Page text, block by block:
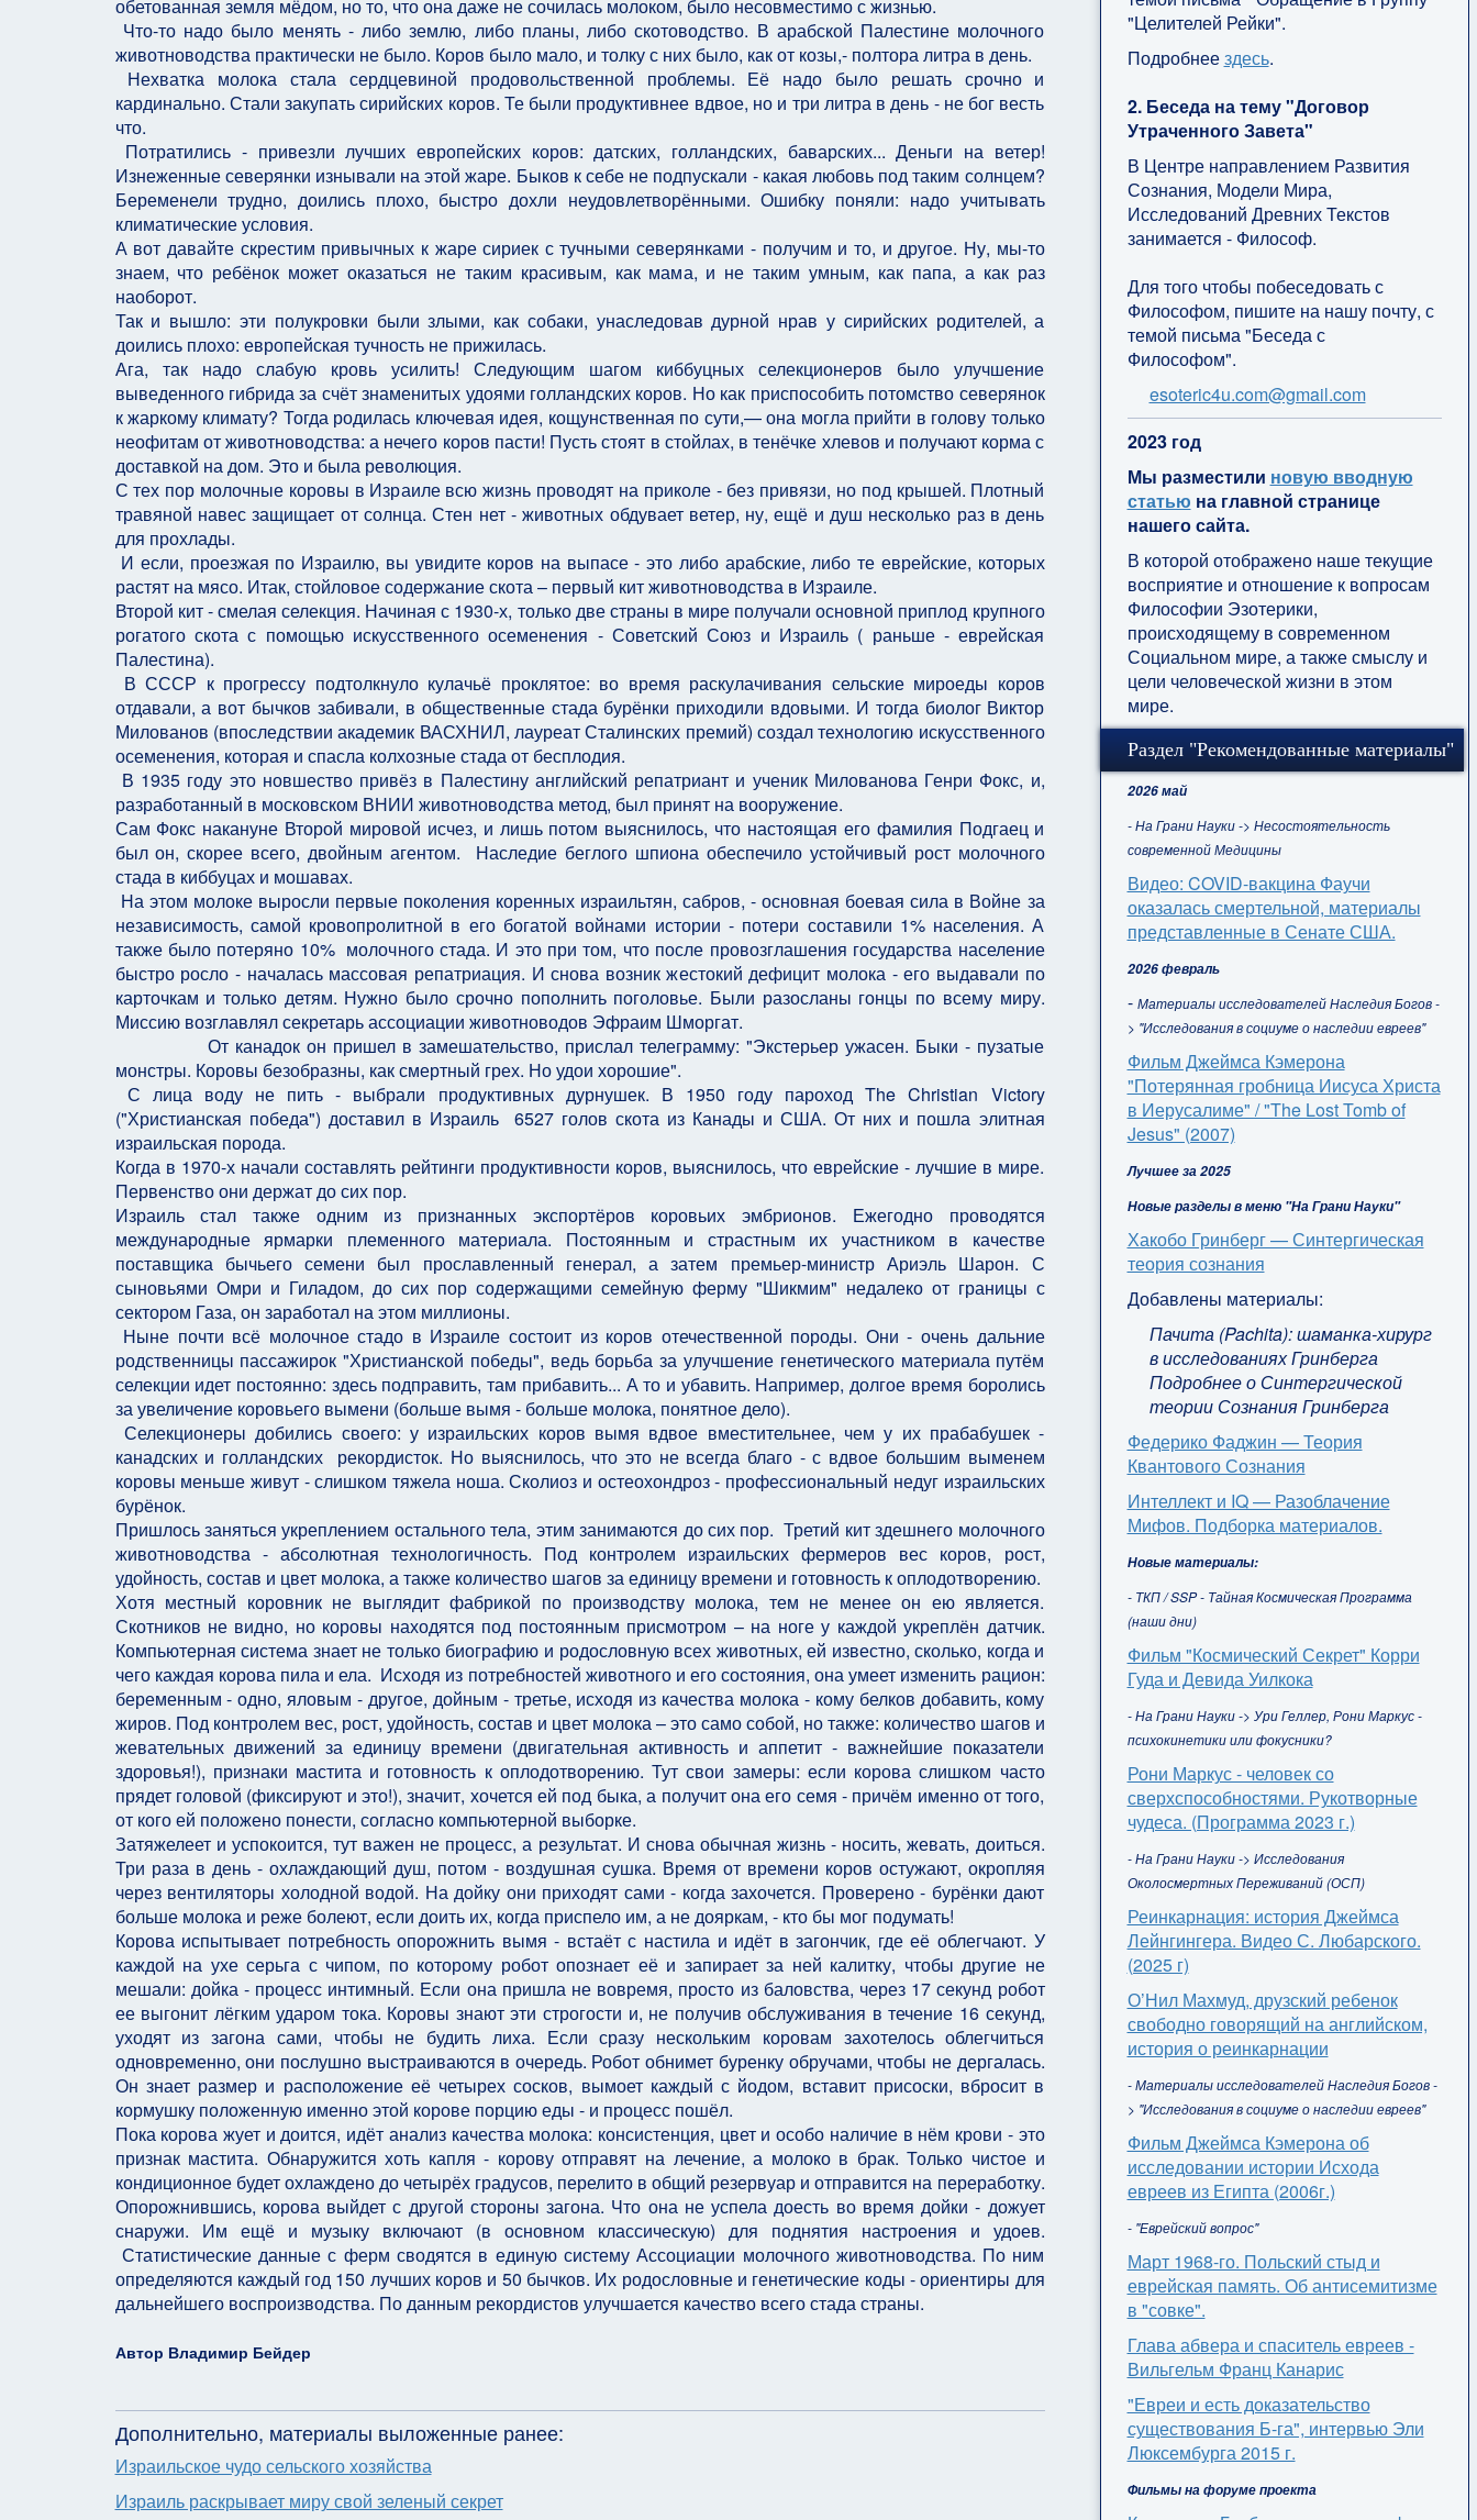
обетованная земля мёдом, но то, что она даже не сочилась молоком, было несовместимо с жизнью.
Что-то надо было менять - либо землю, либо планы, либо скотоводство. В арабской Палестине молочного
животноводства практически не было. Коров было мало, и толку с них было, как от козы,- полтора литра в день.
Нехватка молока стала сердцевиной продовольственной проблемы. Её надо было решать срочно и
кардинально. Стали закупать сирийских коров. Те были продуктивнее вдвое, но и три литра в день - не бог весть
что.
Потратились - привезли лучших европейских коров: датских, голландских, баварских... Деньги на ветер!
Изнеженные северянки изнывали на этой жаре. Быков к себе не подпускали - какая любовь под таким солнцем?
Беременели трудно, доились плохо, быстро дохли неудовлетворёнными. Ошибку поняли: надо учитывать
климатические условия.
А вот давайте скрестим привычных к жаре сириек с тучными северянками - получим и то, и другое. Ну, мы-то
знаем, что ребёнок может оказаться не таким красивым, как мама, и не таким умным, как папа, а как раз
наоборот.
Так и вышло: эти полукровки были злыми, как собаки, унаследовав дурной нрав у сирийских родителей, а
доились плохо: европейская тучность не прижилась.
Ага, так надо слабую кровь усилить! Следующим шагом киббуцных селекционеров было улучшение
выведенного гибрида за счёт знаменитых удоями голландских коров. Но как приспособить потомство северянок
к жаркому климату? Тогда родилась ключевая идея, кощунственная по сути,— она могла прийти в голову только
неофитам от животноводства: а нечего коров пасти! Пусть стоят в стойлах, в тенёчке хлевов и получают корма с
доставкой на дом. Это и была революция.
С тех пор молочные коровы в Израиле всю жизнь проводят на приколе - без привязи, но под крышей. Плотный
травяной навес защищает от солнца. Стен нет - животных обдувает ветер, ну, ещё и душ несколько раз в день
для прохлады.
И если, проезжая по Израилю, вы увидите коров на выпасе - это либо арабские, либо те еврейские, которых
растят на мясо. Итак, стойловое содержание скота – первый кит животноводства в Израиле.
Второй кит - смелая селекция. Начиная с 1930-х, только две страны в мире получали основной приплод крупного
рогатого скота с помощью искусственного осеменения - Советский Союз и Израиль ( раньше - еврейская
Палестина).
В СССР к прогрессу подтолкнуло кулачьё проклятое: во время раскулачивания сельские мироеды коров
отдавали, а вот бычков забивали, в общественные стада бурёнки приходили вдовыми. И тогда биолог Виктор
Милованов (впоследствии академик ВАСХНИЛ, лауреат Сталинских премий) создал технологию искусственного
осеменения, которая и спасла колхозные стада от бесплодия.
В 1935 году это новшество привёз в Палестину английский репатриант и ученик Милованова Генри Фокс, и,
разработанный в московском ВНИИ животноводства метод, был принят на вооружение.
Сам Фокс накануне Второй мировой исчез, и лишь потом выяснилось, что настоящая его фамилия Подгаец и
был он, скорее всего, двойным агентом. Наследие беглого шпиона обеспечило устойчивый рост молочного
стада в киббуцах и мошавах.
На этом молоке выросли первые поколения коренных израильтян, сабров, - основная боевая сила в Войне за
независимость, самой кровопролитной в его богатой войнами истории - потери составили 1% населения. А
также было потеряно 10% молочного стада. И это при том, что после провозглашения государства население
быстро росло - началась массовая репатриация. И снова возник жестокий дефицит молока - его выдавали по
карточкам и только детям. Нужно было срочно пополнить поголовье. Были разосланы гонцы по всему миру.
Миссию возглавлял секретарь ассоциации животноводов Эфраим Шморгат.
От канадок он пришел в замешательство, прислал телеграмму: "Экстерьер ужасен. Быки - пузатые
монстры. Коровы безобразны, как смертный грех. Но удои хорошие".
С лица воду не пить - выбрали продуктивных дурнушек. В 1950 году пароход The Christian Victory
("Христианская победа") доставил в Израиль 6527 голов скота из Канады и США. От них и пошла элитная
израильская порода.
Когда в 1970-х начали составлять рейтинги продуктивности коров, выяснилось, что еврейские - лучшие в мире.
Первенство они держат до сих пор.
Израиль стал также одним из признанных экспортёров коровьих эмбрионов. Ежегодно проводятся
международные ярмарки племенного материала. Постоянным и страстным их участником в качестве
поставщика бычьего семени был прославленный генерал, а затем премьер-министр Ариэль Шарон. С
сыновьями Омри и Гиладом, до сих пор содержащими семейную ферму "Шикмим" недалеко от границы с
сектором Газа, он заработал на этом миллионы.
Ныне почти всё молочное стадо в Израиле состоит из коров отечественной породы. Они - очень дальние
родственницы пассажирок "Христианской победы", ведь борьба за улучшение генетического материала путём
селекции идет постоянно: здесь подправить, там прибавить... А то и убавить. Например, долгое время боролись
за увеличение коровьего вымени (больше вымя - больше молока, понятное дело).
Селекционеры добились своего: у израильских коров вымя вдвое вместительнее, чем у их прабабушек -
канадских и голландских рекордисток. Но выяснилось, что это не всегда благо - с вдвое большим выменем
коровы меньше живут - слишком тяжела ноша. Сколиоз и остеохондроз - профессиональный недуг израильских
бурёнок.
Пришлось заняться укреплением остального тела, этим занимаются до сих пор. Третий кит здешнего молочного
животноводства - абсолютная технологичность. Под контролем израильских фермеров вес коров, рост,
удойность, состав и цвет молока, а также количество шагов за единицу времени и готовность к оплодотворению.
Хотя местный коровник не выглядит фабрикой по производству молока, тем не менее он ею является.
Скотников не видно, но коровы находятся под постоянным присмотром – на ноге у каждой укреплён датчик.
Компьютерная система знает не только биографию и родословную всех животных, ей известно, сколько, когда и
чего каждая корова пила и ела. Исходя из потребностей животного и его состояния, она умеет изменить рацион:
беременным - одно, яловым - другое, дойным - третье, исходя из качества молока - кому белков добавить, кому
жиров. Под контролем вес, рост, удойность, состав и цвет молока – это само собой, но также: количество шагов и
жевательных движений за единицу времени (двигательная активность и аппетит - важнейшие показатели
здоровья!), признаки мастита и готовность к оплодотворению. Тут свои замеры: если корова слишком часто
прядет головой (фиксируют и это!), значит, хочется ей под быка, а получит она его семя - причём именно от того,
от кого ей положено понести, согласно компьютерной выборке.
Затяжелеет и успокоится, тут важен не процесс, а результат. И снова обычная жизнь - носить, жевать, доиться.
Три раза в день - охлаждающий душ, потом - воздушная сушка. Время от времени коров остужают, окропляя
через вентиляторы холодной водой. На дойку они приходят сами - когда захочется. Проверено - бурёнки дают
больше молока и реже болеют, если доить их, когда приспело им, а не дояркам, - кто бы мог подумать!
Корова испытывает потребность опорожнить вымя - встаёт с настила и идёт в загончик, где её облегчают. У
каждой на ухе серьга с чипом, по которому робот опознает её и запирает за ней калитку, чтобы другие не
мешали: дойка - процесс интимный. Если она пришла не вовремя, просто из баловства, через 17 секунд робот
ее выгонит лёгким ударом тока. Коровы знают эти строгости и, не получив обслуживания в течение 16 секунд,
уходят из загона сами, чтобы не будить лиха. Если сразу нескольким коровам захотелось облегчиться
одновременно, они послушно выстраиваются в очередь. Робот обнимет буренку обручами, чтобы не дергалась.
Он знает размер и расположение её четырех сосков, вымоет каждый с йодом, вставит присоски, вбросит в
кормушку положенную именно этой корове порцию еды - и процесс пошёл.
Пока корова жует и доится, идёт анализ качества молока: консистенция, цвет и особо наличие в нём крови - это
признак мастита. Обнаружится хоть капля - корову отправят на лечение, а молоко в брак. Только чистое и
кондиционное будет охлаждено до четырёх градусов, перелито в общий резервуар и отправится на переработку.
Опорожнившись, корова выйдет с другой стороны загона. Что она не успела доесть во время дойки - дожует
снаружи. Им ещё и музыку включают (в основном классическую) для поднятия настроения и удоев.
Статистические данные с ферм сводятся в единую систему Ассоциации молочного животноводства. По ним
определяются каждый год 150 лучших коров и 50 бычков. Их родословные и генетические коды - ориентиры для
дальнейшего воспроизводства. По данным рекордистов улучшается качество всего стада страны.
Автор Владимир Бейдер
Дополнительно, материалы выложенные ранее:
Израильское чудо сельского хозяйства
Израиль раскрывает миру свой зеленый секрет
"Целителей Рейки".
Подробнеездесь.
2. Беседа на тему "Договор
Утраченного Завета"
В Центре направлением Развития
Сознания, Модели Мира,
Исследований Древних Текстов
занимается - Философ.
Для того чтобы побеседовать с
Философом, пишите на нашу почту, с
темой письма "Беседа с
Философом".
esoteric4u.com@gmail.com
2023 год
Мы разместили новую вводную
статью на главной странице
нашего сайта.
В которой отображено наше текущие
восприятие и отношение к вопросам
Философии Эзотерики,
происходящему в современном
Социальном мире, а также смыслу и
цели человеческой жизни в этом
мире.
Раздел "Рекомендованные материалы"
2026 май
- На Грани Науки -> Несостоятельность
современной Медицины
Видео: COVID-вакцина Фаучи
оказалась смертельной, материалы
представленные в Сенате США.
2026 февраль
- Материалы исследователей Наследия Богов -
> "Исследования в социуме о наследии евреев"
Фильм Джеймса Кэмерона
"Потерянная гробница Иисуса Христа
в Иерусалиме" / "The Lost Tomb of
Jesus" (2007)
Лучшее за 2025
Новые разделы в меню "На Грани Науки"
Хакобо Гринберг — Синтергическая
теория сознания
Добавлены материалы:
Пачита (Pachita): шаманка-хирург
в исследованиях Гринберга
Подробнее о Синтергической
теории Сознания Гринберга
Федерико Фаджин — Теория
Квантового Сознания
Интеллект и IQ — Разоблачение
Мифов. Подборка материалов.
Новые материалы:
- ТКП / SSP - Тайная Космическая Программа
(наши дни)
Фильм "Космический Секрет" Корри
Гуда и Девида Уилкока
- На Грани Науки -> Ури Геллер, Рони Маркус -
психокинетики или фокусники?
Рони Маркус - человек со
сверхспособностями. Рукотворные
чудеса. (Программа 2023 г.)
- На Грани Науки -> Исследования
Околосмертных Переживаний (ОСП)
Реинкарнация: история Джеймса
Лейнгингера. Видео С. Любарского.
(2025 г)
О’Нил Махмуд, друзский ребенок
свободно говорящий на английском,
история о реинкарнации
- Материалы исследователей Наследия Богов -
> "Исследования в социуме о наследии евреев"
Фильм Джеймса Кэмерона об
исследовании истории Исхода
евреев из Египта (2006г.)
- "Еврейский вопрос"
Март 1968-го. Польский стыд и
еврейская память. Об антисемитизме
в "совке".
Глава абвера и спаситель евреев -
Вильгельм Франц Канарис
"Евреи и есть доказательство
существования Б-га", интервью Эли
Люксембурга 2015 г.
Фильмы на форуме проекта